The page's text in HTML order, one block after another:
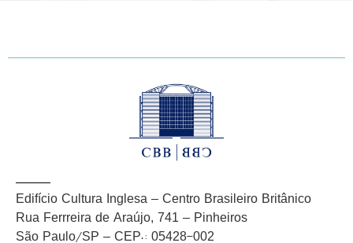
Edifício Cultura Inglesa – Centro Brasileiro Britânico
Rua Ferrreira de Araújo, 741 – Pinheiros
São Paulo/SP – CEP.: 05428-002